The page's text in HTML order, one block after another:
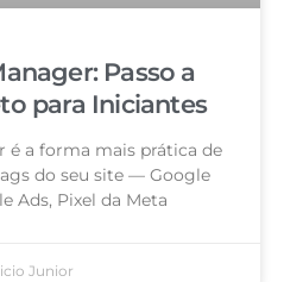
Passo a
para Iniciantes
a forma mais prática de
do seu site — Google
Ads, Pixel da Meta
Junior